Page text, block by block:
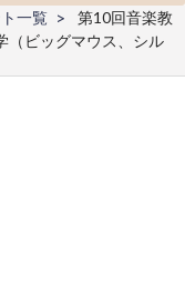
一覧
第10回音楽教
（ビッグマウス、シル